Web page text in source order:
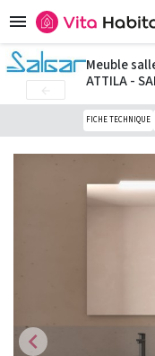

chevron_left
Meuble
ATTILA -
FICHE TECHNIQUE